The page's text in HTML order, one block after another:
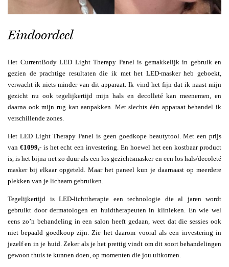
Eindoordeel
Het CurrentBody LED Light Therapy Panel is gemakkelijk in gebruik en
gezien de prachtige resultaten die ik met het LED-masker heb geboekt,
verwacht ik niets minder van dit apparaat. Ik vind het fijn dat ik naast mijn
gezicht nu ook tegelijkertijd mijn hals en decolleté kan meenemen, en
daarna ook mijn rug kan aanpakken. Met slechts één apparaat behandel ik
verschillende zones.
Het LED Light Therapy Panel is geen goedkope beautytool. Met een prijs
van €1099,-is het echt een investering. En hoewel het een kostbaar product
is, is het bijna net zo duur als een los gezichtsmasker en een los hals/decoleté
masker bij elkaar opgeteld. Maar het paneel kun je daarnaast op meerdere
plekken van je lichaam gebruiken.
Tegelijkertijd is LED-lichttherapie een technologie die al jaren wordt
gebruikt door dermatologen en huidtherapeuten in klinieken. En wie wel
eens zo’n behandeling in een salon heeft gedaan, weet dat die sessies ook
niet bepaald goedkoop zijn. Zie het daarom vooral als een investering in
jezelf en in je huid. Zeker als je het prettig vindt om dit soort behandelingen
gewoon thuis te kunnen doen, op momenten die jou uitkomen.